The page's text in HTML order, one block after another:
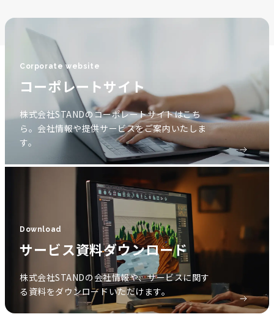
Corporate website
コーポレートサイト
株式会社STANDのコーポレートサイトはこち
ら。会社情報や提供サービスをご案内いたしま
す。
Download
サービス資料ダウンロード
株式会社STANDの会社情報や、サービスに関す
る資料をダウンロードいただけます。